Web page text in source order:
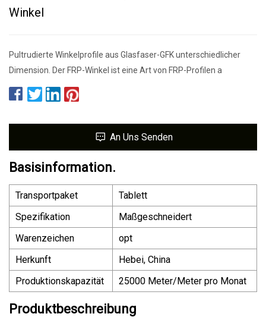
Winkel
Pultrudierte Winkelprofile aus Glasfaser-GFK unterschiedlicher
Dimension. Der FRP-Winkel ist eine Art von FRP-Profilen a
An Uns Senden
Basisinformation.
Transportpaket
Tablett
Spezifikation
Maßgeschneidert
Warenzeichen
opt
Herkunft
Hebei, China
Produktionskapazität
25000 Meter/Meter pro Monat
Produktbeschreibung